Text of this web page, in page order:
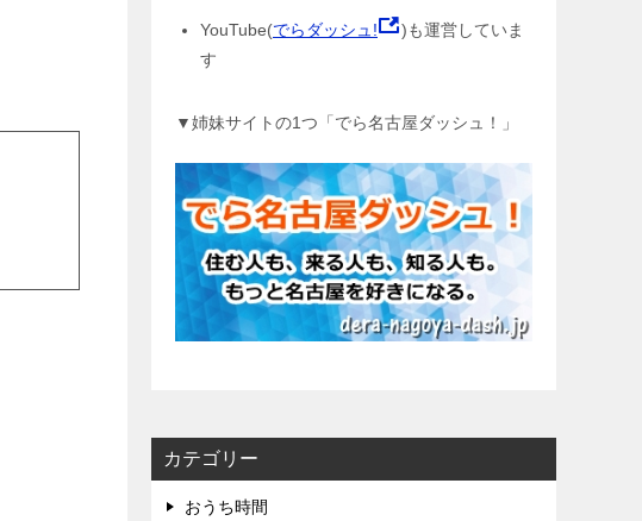
YouTube(でらダッシュ!
)も運営していま
す
▼姉妹サイトの1つ「でら名古屋ダッシュ！」
カテゴリー
おうち時間